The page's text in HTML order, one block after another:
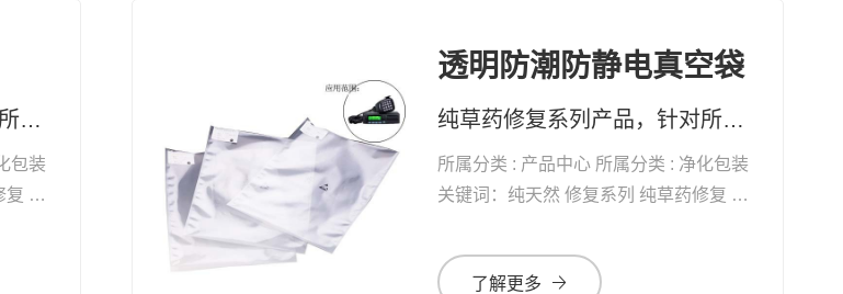
纯草药修复系列产品，针对所有黏膜、表皮及真皮受损，均有快速疗效 药妆草本修复系列护肤品、化妆品，天然无添加。可有效改善皮肤问题及对化妆品过敏的现象
包装
透明防潮防静电真空袋
纯草药修复系列产品，针对所有黏膜、表皮及真皮受损，均有快速疗效 药妆草本修复系列护肤品、化妆品，天然无添加。可有效改善皮肤问题及对化妆品过敏的现象
所属分类 : 产品中心 所属分类 : 净化包装
关键词：纯天然 修复系列 纯草药修复 自
了解更多